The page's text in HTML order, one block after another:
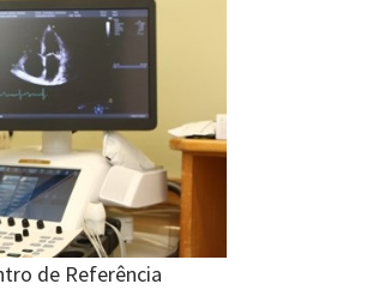
de Referência